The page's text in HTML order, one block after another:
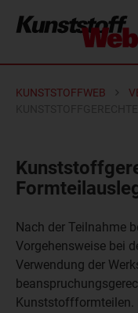
KUNSTSTOFFWEB
Nach der Teilnahme
Vorgehensweise bei
Verwendung der
Kunststoffformteilen.